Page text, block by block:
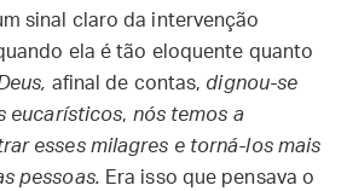
sinal claro da intervenção
ela é tão eloquente quanto
afinal de contas, dignou-se
eucarísticos, nós temos a
esses milagres e torná-los mais
pessoas. Era isso que pensava o